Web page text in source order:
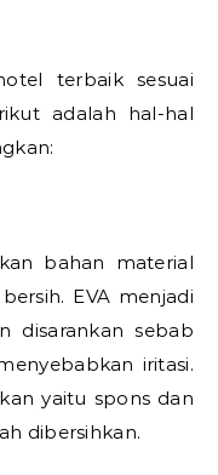
terbaik sesuai
adalah hal-hal
bahan material
EVA menjadi
disarankan sebab
iritasi.
yaitu spons dan
dibersihkan.